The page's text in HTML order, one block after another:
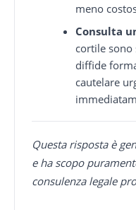
meno
Consulta
cortile
diffide
cautelare
Questa risposta è
e ha scopo
consulenza legale